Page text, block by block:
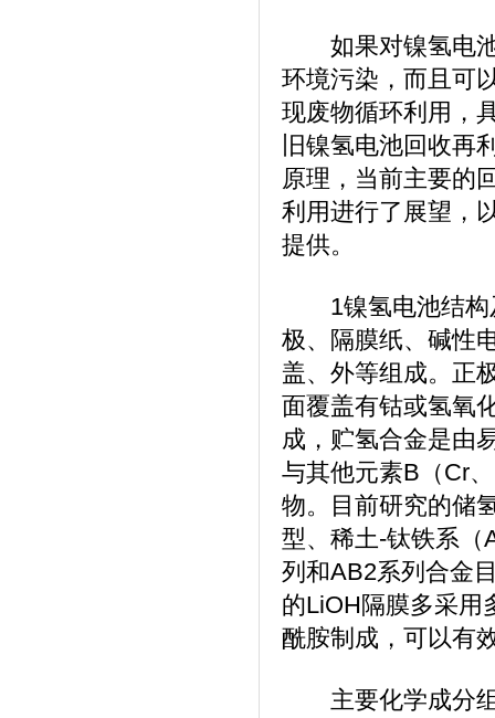
如果对镍氢电池
环境污染，而且可
现废物循环利用，
旧镍氢电池回收再
原理，当前主要的
利用进行了展望，
提供。
1镍氢电池结构
极、隔膜纸、碱性
盖、外等组成。正
面覆盖有钴或氢氧
成，贮氢合金是由
与其他元素B（Cr
物。目前研究的储
型、稀土-钛铁系（
列和AB2系列合金
的LiOH隔膜多采用
酰胺制成，可以有
主要化学成分组